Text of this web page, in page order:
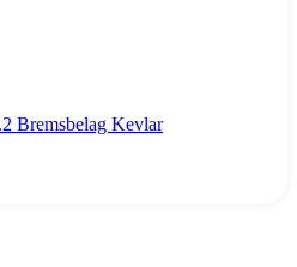
Bremsbelag Kevlar